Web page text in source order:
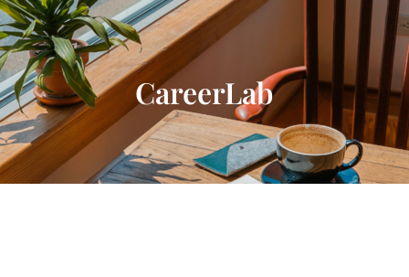
内
容
を
ス
キ
ッ
プ
CareerLab